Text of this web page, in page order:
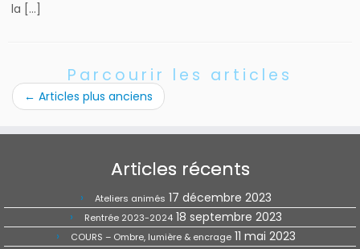
la […]
Parcourir les articles
← Articles plus anciens
Articles récents
Ateliers animés 17 décembre 2023
Rentrée 2023-2024 18 septembre 2023
COURS – Ombre, lumière & encrage 11 mai 2023